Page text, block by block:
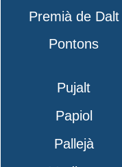
Premià de Dalt
Pontons
Pujalt
Papiol
Pallejà